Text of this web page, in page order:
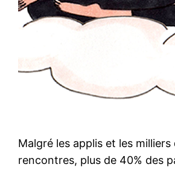
Malgré les applis et les milliers
rencontres, plus de 40% des